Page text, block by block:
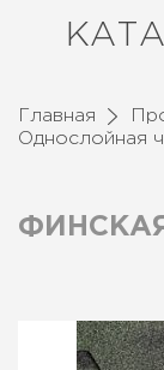
Главная
Однослойная